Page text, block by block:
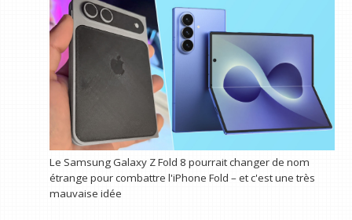
Le Samsung Galaxy Z Fold 8 pourrait changer de nom
étrange pour combattre l'iPhone Fold – et c'est une très
mauvaise idée